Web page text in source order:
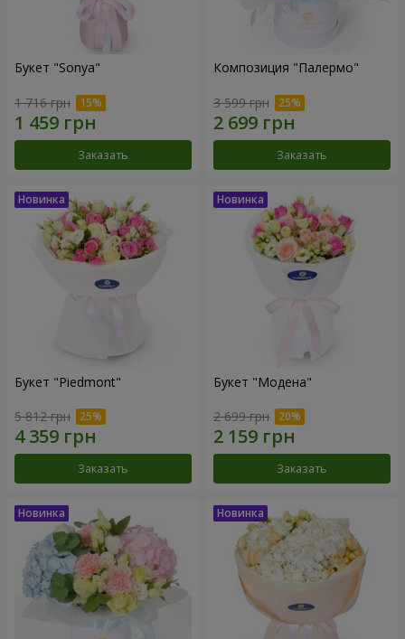
Букет "Sonya"
1 716 грн
Заказать
Композиция "Палермо"
3 599 грн
Заказать
Букет "Piedmont"
5 812 грн
Заказать
Букет "Модена"
2 699 грн
Заказать